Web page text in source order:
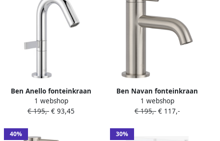
Ben Anello fonteinkraan
met hendel links chroom
1 webshop
€ 195,- € 93,45
Ben Navan fonteinkraan
geborsteld nikkel
1 webshop
€ 195,- € 117,-
40% 30%